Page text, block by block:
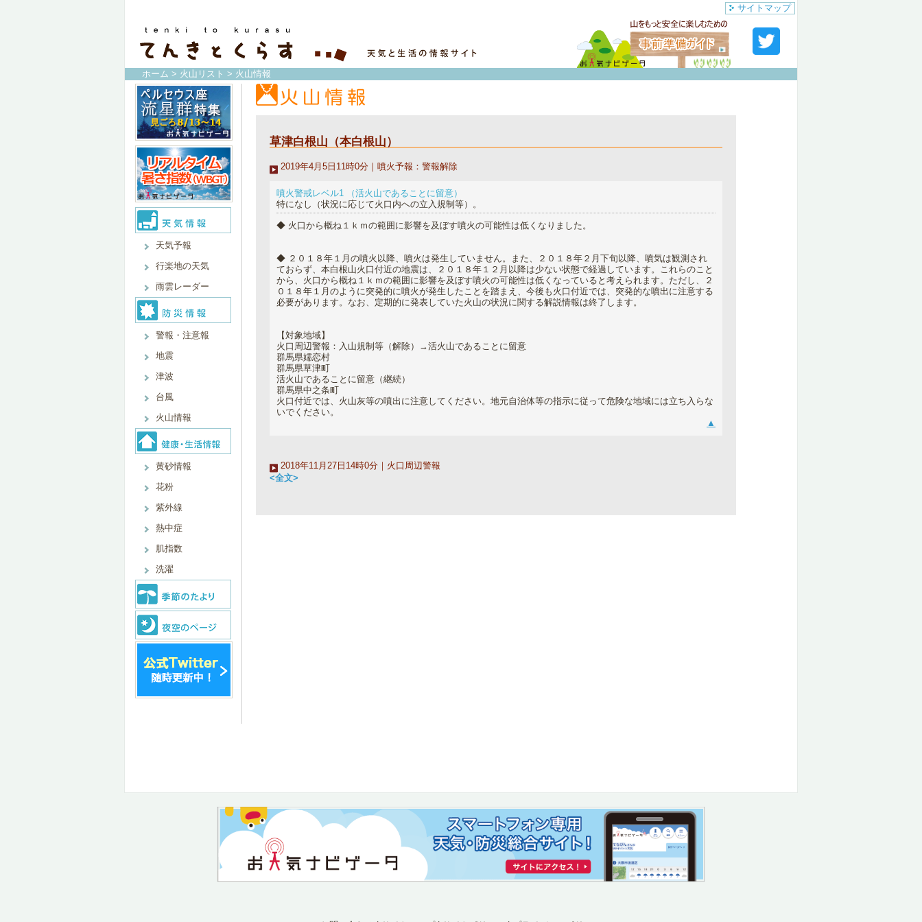
サイトマップ
ホーム > 火山リスト > 火山情報
天気予報
行楽地の天気
雨雲レーダー
警報・注意報
地震
津波
台風
火山情報
黄砂情報
花粉
紫外線
熱中症
肌指数
洗濯
草津白根山（本白根山）
2019年4月5日11時0分｜噴火予報：警報解除
噴火警戒レベル1 （活火山であることに留意）
特になし（状況に応じて火口内への立入規制等）。
◆ 火口から概ね１ｋｍの範囲に影響を及ぼす噴火の可能性は低くなりました。
◆ ２０１８年１月の噴火以降、噴火は発生していません。また、２０１８年２月下旬以降、噴気は観測され
ておらず、本白根山火口付近の地震は、２０１８年１２月以降は少ない状態で経過しています。これらのこと
から、火口から概ね１ｋｍの範囲に影響を及ぼす噴火の可能性は低くなっていると考えられます。ただし、２
０１８年１月のように突発的に噴火が発生したことを踏まえ、今後も火口付近では、突発的な噴出に注意する
必要があります。なお、定期的に発表していた火山の状況に関する解説情報は終了します。
【対象地域】
火口周辺警報：入山規制等（解除）→活火山であることに留意
群馬県嬬恋村
群馬県草津町
活火山であることに留意（継続）
群馬県中之条町
火口付近では、火山灰等の噴出に注意してください。地元自治体等の指示に従って危険な地域には立ち入らな
いでください。
▲
2018年11月27日14時0分｜火口周辺警報
<全文>